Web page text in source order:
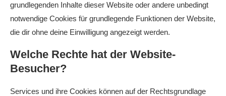
grundlegenden Inhalte dieser Website oder andere unbedingt
notwendige Cookies für grundlegende Funktionen der Website,
die dir ohne deine Einwilligung angezeigt werden.
Welche Rechte hat der Website-
Besucher?
Services und ihre Cookies können auf der Rechtsgrundlage